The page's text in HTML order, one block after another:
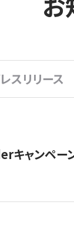
スリリース
キャンペー